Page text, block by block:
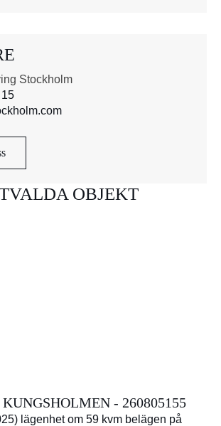
Stockholm
OBJEKT
- 260805155
lägenhet om 59 kvm belägen på